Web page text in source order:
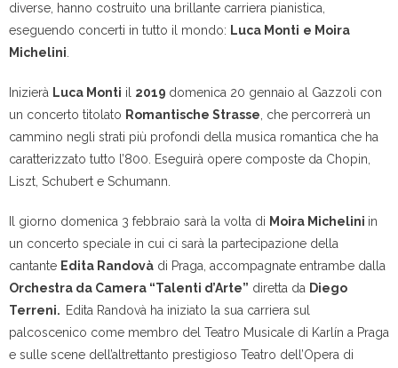
diverse, hanno costruito una brillante carriera pianistica,
eseguendo concerti in tutto il mondo: Luca Monti e Moira
Michelini
Inizierà Luca Monti il 2019 domenica 20 gennaio al Gazzoli con
un concerto titolato Romantische Strasse , che percorrerà un
cammino negli strati più profondi della musica romantica che ha
caratterizzato tutto l’800. Eseguirà opere composte da Chopin,
Liszt, Schubert e Schumann.
Il giorno domenica 3 febbraio sarà la volta di Moira Michelini in
un concerto speciale in cui ci sarà la partecipazione della
cantante Edita Randovà di Praga, accompagnate entrambe dalla
Orchestra da Camera “Talenti d’Arte” diretta da Diego
Terreni. Edita Randovà ha iniziato la sua carriera sul
palcoscenico come membro del Teatro Musicale di Karlín a Praga
e sulle scene dell’altrettanto prestigioso Teatro dell’Opera di